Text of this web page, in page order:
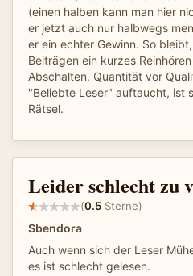
(einen halben kann man hier
er jetzt auch nur halbwegs
er ein echter Gewinn. So
Beiträgen ein kurzes
Abschalten. Quantität vor
"Beliebte Leser" auftaucht, ist
Rätsel.
Leider schlecht zu
(0.5 Sterne)
Sbendora
Auch wenn sich der Leser
es ist schlecht gelesen.